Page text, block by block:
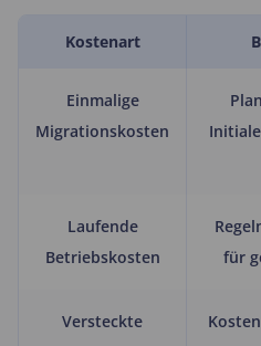
Kostenart
Einmalige
Migrationskosten
Laufende
Betriebskosten
für
Versteckte